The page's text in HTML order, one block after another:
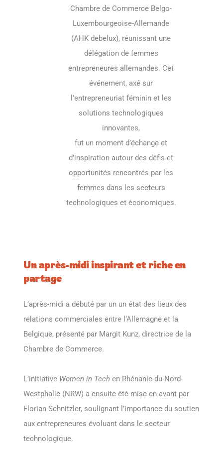
Chambre de Commerce Belgo-
Luxembourgeoise-Allemande
(AHK debelux), réunissant une
délégation de femmes
entrepreneures allemandes. Cet
événement, axé sur
l’entrepreneuriat féminin et les
solutions technologiques
innovantes,
fut un moment d’échange et
d’inspiration autour des défis et
opportunités rencontrés par les
femmes dans les secteurs
technologiques et économiques.
Un après-midi inspirant et riche en
partage
L’après-midi a débuté par un un état des lieux des
relations commerciales entre l’Allemagne et la
Belgique, présenté par Margit Kunz, directrice de la
Chambre de Commerce.
L’initiative Women in Tech en Rhénanie-du-Nord-
Westphalie (NRW) a ensuite été mise en avant par
Florian Schnitzler, soulignant l’importance du soutien
aux entrepreneures évoluant dans le secteur
technologique.